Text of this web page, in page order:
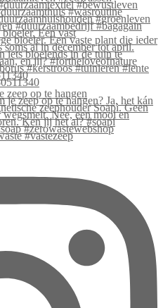
Een vast
zeep op te hangen